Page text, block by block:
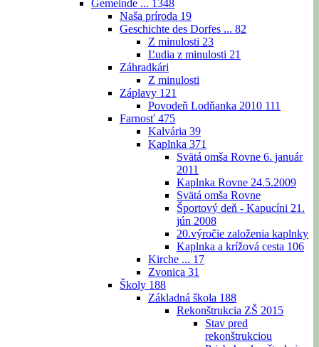
Gemeinde ... 1348
Naša príroda 19
Geschichte des Dorfes ... 82
Z minulosti 23
Ľudia z minulosti 21
Záhradkári
Z minulosti
Záplavy 121
Povodeň Lodňanka 2010 111
Farnosť 475
Kalvária 39
Kaplnka 371
Svätá omša Rovne 6. január
2011
Kaplnka Rovne 24.5.2009
Svätá omša Rovne
Športový deň - Kapucíni 21.
jún 2008
20.výročie založenia kaplnky
Kaplnka a krížová cesta 106
Kirche ... 17
Zvonica 31
Školy 188
Základná škola 188
Rekonštrukcia ZŠ 2015
Stav pred
rekonštrukciou